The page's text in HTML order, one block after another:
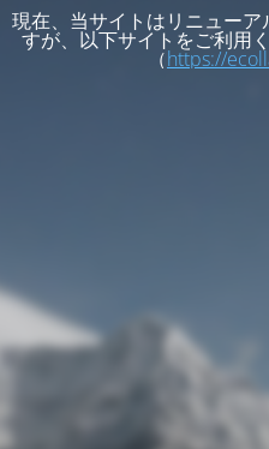
現在、当サイトはリニューア
すが、以下サイトをご利用
（https://